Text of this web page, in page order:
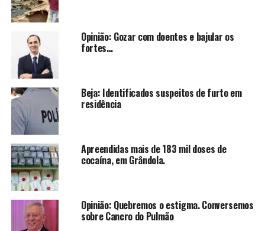
Opinião: Gozar com doentes e bajular os
fortes…
Beja: Identificados suspeitos de furto em
residência
Apreendidas mais de 183 mil doses de
cocaína, em Grândola.
Opinião: Quebremos o estigma. Conversemos
sobre Cancro do Pulmão